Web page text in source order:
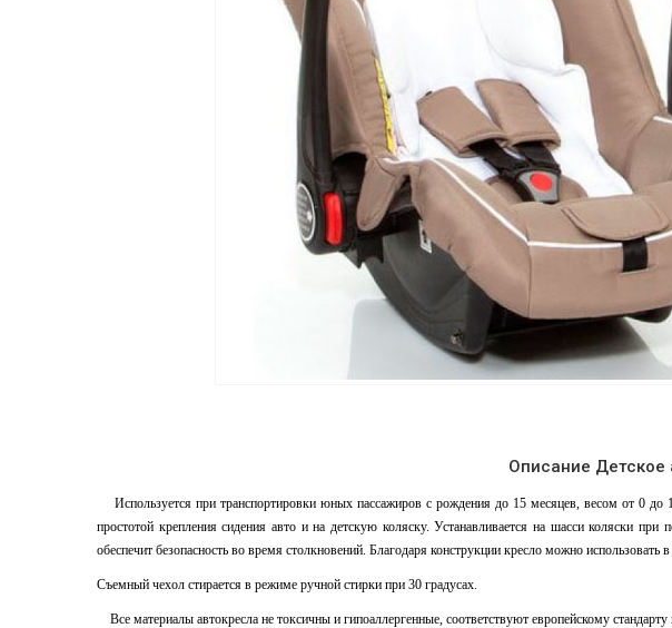
Описание Детское
Используется при транспортировки юных пассажиров с рождения до 15 месяцев, весом от 0 до
простотой крепления сидения авто и на детскую коляску. Устанавливается на шасси коляски
обеспечит безопасность во время столкновений. Благодаря конструкции кресло можно
Съемный чехол стирается в режиме ручной стирки при 30 градусах.
Все материалы автокресла не токсичны и гипоаллергенные, соответствуют европейскому стандарту